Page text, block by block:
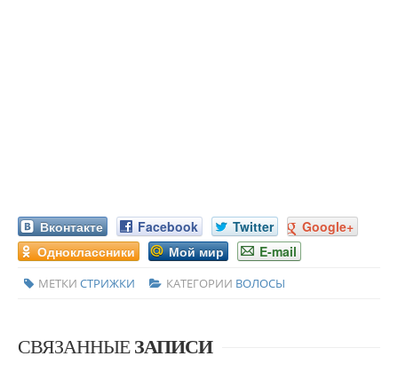
Вконтакте Facebook Twitter
Google+
Одноклассники
Мой мир E-mail
МЕТКИ СТРИЖКИ КАТЕГОРИИ ВОЛОСЫ
СВЯЗАННЫЕ ЗАПИСИ